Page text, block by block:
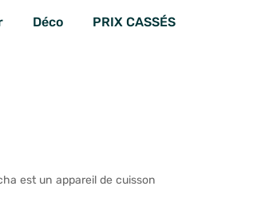
Déco PRIX CASSÉS
est un appareil de cuisson